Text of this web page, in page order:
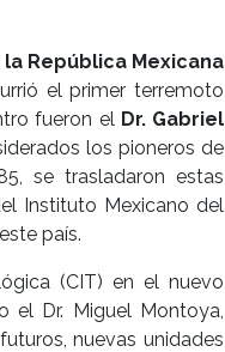
República Mexicana
el primer terremoto
fueron el Dr. Gabriel
los pioneros de
se trasladaron estas
Instituto Mexicano del
país.
(CIT) en el nuevo
el Dr. Miguel Montoya,
nuevas unidades